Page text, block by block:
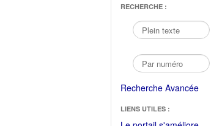
RECHERCHE :
Recherche Avancée
LIENS UTILES :